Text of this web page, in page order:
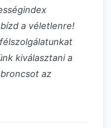
a véletlenre!
kiválasztani a
az